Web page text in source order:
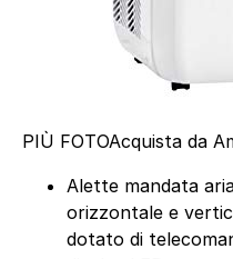
PIÙ FOTOAcquista da
Alette mandata
orizzontale e
dotato di